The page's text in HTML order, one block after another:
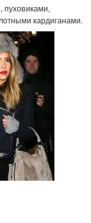
кардиганами.